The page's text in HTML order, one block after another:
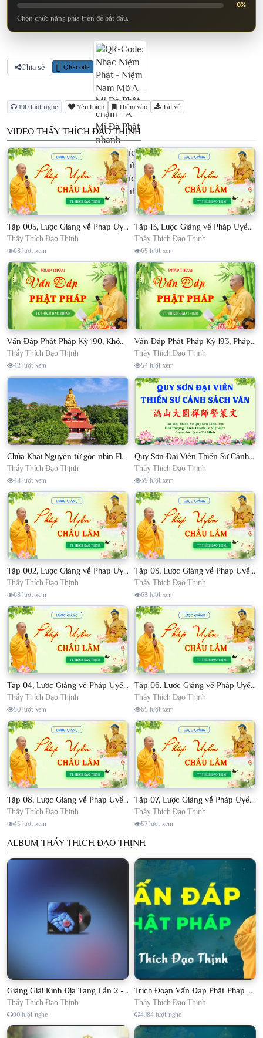
0%
Chọn chức năng phía trên để bắt đầu.
Chia sẻ QR-code
190 lượt nghe Yêu thích Thêm vào Tải về
VIDEO THẦY THÍCH ĐẠO THỊNH
Tập 005, Lược Giảng về Pháp Uyển Châu Lâm, Chủ giảng TT Thích Đạo Thịnh
Thầy Thích Đạo Thịnh
68 lượt xem
Tập 13, Lược Giảng về Pháp Uyển Châu Lâm, Chủ giảng TT Thích Đạo Thịnh
Thầy Thích Đạo Thịnh
65 lượt xem
Vấn Đáp Phật Pháp Kỳ 190, Khóa Tu Sinh Viên Con Kể Bụt Nghe Tháng 05, 2023 TT. Thích Đạo Thịnh - CKN
Thầy Thích Đạo Thịnh
42 lượt xem
Vấn Đáp Phật Pháp Kỳ 193, Pháp Hội TPTTHN Tháng 04/2023 TT. Thích Đạo Thịnh - CKN
Thầy Thích Đạo Thịnh
54 lượt xem
Chùa Khai Nguyên từ góc nhìn Flycam
Thầy Thích Đạo Thịnh
48 lượt xem
Quy Sơn Đại Viên Thiền Sư Cảnh Sách Văn - HT Thích Thanh Từ Việt dịch
Thầy Thích Đạo Thịnh
39 lượt xem
Tập 002, Lược Giảng về Pháp Uyển Châu Lâm, Chủ giảng TT. Thích Đạo Thịnh
Thầy Thích Đạo Thịnh
68 lượt xem
Tập 03, Lược Giảng về Pháp Uyển Châu Lâm, Chủ giảng TT Thích Đạo Thịnh
Thầy Thích Đạo Thịnh
63 lượt xem
Tập 04, Lược Giảng về Pháp Uyển Châu Lâm, Chủ giảng TT. Thích Đạo Thịnh
Thầy Thích Đạo Thịnh
50 lượt xem
Tập 06, Lược Giảng về Pháp Uyển Châu Lâm, Chủ giảng TT. Thích Đạo Thịnh
Thầy Thích Đạo Thịnh
65 lượt xem
Tập 08, Lược Giảng về Pháp Uyển Châu Lâm, Chủ giảng TT. Thích Đạo Thịnh.
Thầy Thích Đạo Thịnh
45 lượt xem
Tập 07, Lược Giảng về Pháp Uyển Châu Lâm, Chủ giảng TT Thích Đạo Thịnh
Thầy Thích Đạo Thịnh
57 lượt xem
ALBUM THẦY THÍCH ĐẠO THỊNH
Giảng Giải Kinh Địa Tạng Lần 2 - Thầy Thích Đạo Thịnh - Diệu Pháp Khai Tâm
Thầy Thích Đạo Thịnh
90 lượt nghe
Trích Đoạn Vấn Đáp Phật Pháp 2022
Thầy Thích Đạo Thịnh
4.184 lượt nghe